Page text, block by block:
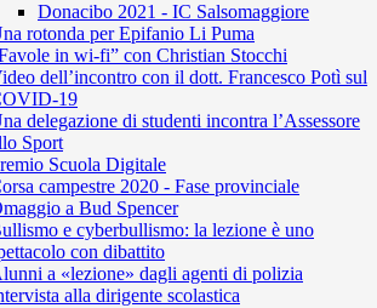
Donacibo 2021 - IC Salsomaggiore
rotonda per Epifanio Li Puma
in wi-fi” con Christian Stocchi
dell’incontro con il dott. Francesco Potì sul
19
delegazione di studenti incontra l’Assessore
Sport
Scuola Digitale
campestre 2020 - Fase provinciale
a Bud Spencer
e cyberbullismo: la lezione è uno
con dibattito
a «lezione» dagli agenti di polizia
alla dirigente scolastica